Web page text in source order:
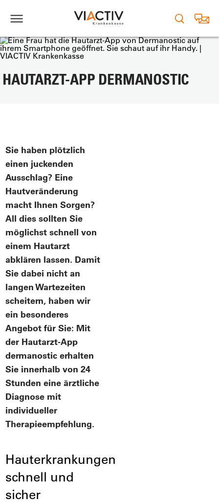
HAUTARZT-APP DERMANOSTIC
Sie haben plötzlich
einen juckenden
Ausschlag? Eine
Hautveränderung
macht Ihnen Sorgen?
All dies sollten Sie
möglichst schnell von
einem Hautarzt
abklären lassen. Damit
Sie dabei nicht an
langen Wartezeiten
scheitern, haben wir
ein besonderes
Angebot für Sie: Mit
der Hautarzt-App
dermanostic erhalten
Sie innerhalb von 24
Stunden eine ärztliche
Diagnose mit
individueller
Therapieempfehlung.
Hauterkrankungen
schnell und
sicher